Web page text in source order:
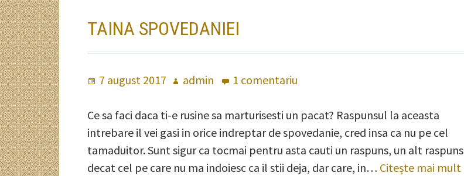
TAINA SPOVEDANIEI
Publicat
7 august 2017 Autor
admin 1 comentariu
Spovedaniei
Ce sa faci daca ti-e rusine sa marturisesti un pacat? Raspunsul la aceasta
intrebare il vei gasi in orice indreptar de spovedanie, cred insa ca nu pe cel
tamaduitor. Sunt sigur ca tocmai pentru asta cauti un raspuns, un alt raspuns
decat cel pe care nu ma indoiesc ca il stii deja, dar care, in… Citește mai mult